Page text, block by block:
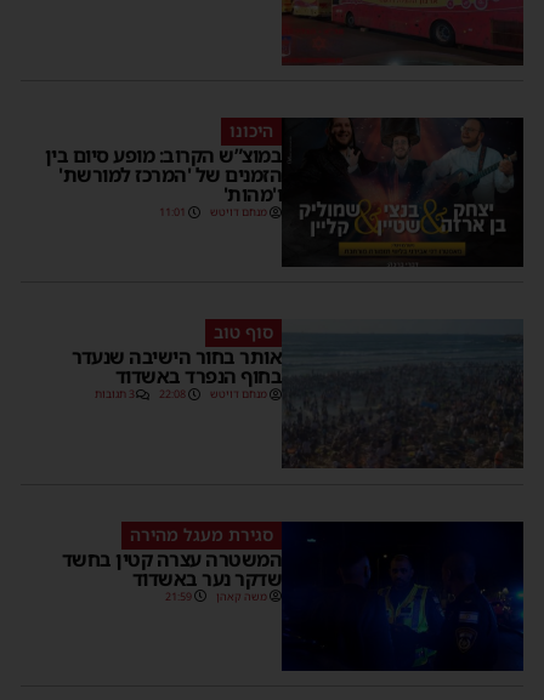
היכונו
במוצ”ש הקרוב: מופע סיום בין
הזמנים של 'המרכז למורשת'
ו'מהות'
מנחם דויטש 11:01
סוף טוב
אותר בחור הישיבה שנעדר
בחוף הנפרד באשדוד
מנחם דויטש 22:08 3 תגובות
סגירת מעגל מהירה
המשטרה עצרה קטין בחשד
שדקר נער באשדוד
משה קאהן 21:59